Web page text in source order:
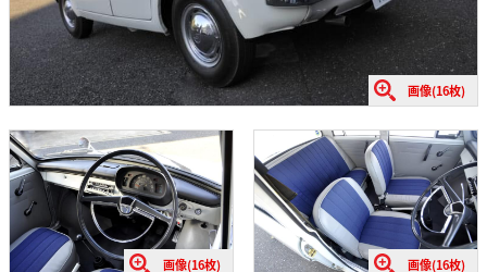
画像(16枚)
画像(16枚) 画像(16枚)